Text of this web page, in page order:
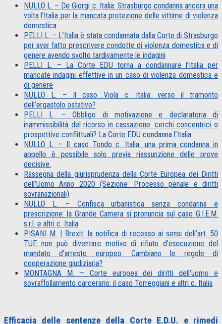
NULLO L. – De Giorgi c. Italia: Strasburgo condanna ancora una
volta l’Italia per la mancata protezione delle vittime di violenza
domestica
PELLI L. – L’Italia è stata condannata dalla Corte di Strasburgo
per aver fatto prescrivere condotte di violenza domestica e di
genere avendo svolto tardivamente le indagini
PELLI L. – La Corte EDU torna a condannare l’Italia per
mancate indagini effettive in un caso di violenza domestica e
di genere
NULLO L. – Il caso Viola c. Italia: verso il tramonto
dell’ergastolo ostativo?
PELLI L. – Obbligo di motivazione e declaratoria di
inammissibilità del ricorso in cassazione: cerchi concentrici o
prospettive conflittuali? La Corte EDU condanna l’Italia
NULLO L. – Il caso Tondo c. Italia: una prima condanna in
appello è possibile solo previa riassunzione delle prove
decisive.
Rassegna della giurisprudenza della Corte Europea dei Diritti
dell’Uomo Anno 2020 (Sezione: Processo penale e diritti
sovranazionali)
NULLO L. – Confisca urbanistica senza condanna e
prescrizione: la Grande Camera si pronuncia sul caso G.I.E.M.
s.r.l. e altri c. Italia
PISANI M. | Brexit: la notifica di recesso ai sensi dell’art. 50
TUE non può diventare motivo di rifiuto d’esecuzione del
mandato d’arresto europeo. Cambiano le regole di
cooperazione giudiziaria?
MONTAGNA M. – Corte europea dei diritti dell’uomo e
sovraffollamento carcerario: il caso Torreggiani e altri c. Italia
Efficacia delle sentenze della Corte E.D.U. e rimedi